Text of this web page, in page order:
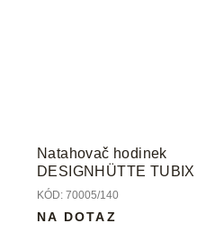
Natahovač hodinek
DESIGNHÜTTE TUBIX
KÓD: 70005/140
NA DOTAZ